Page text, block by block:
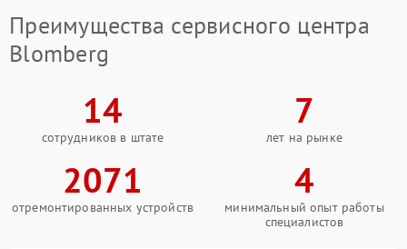
Преимущества сервисного центра
Blomberg
14
сотрудников в штате
7
лет на рынке
2071
отремонтированных устройств
4
минимальный опыт работы
специалистов